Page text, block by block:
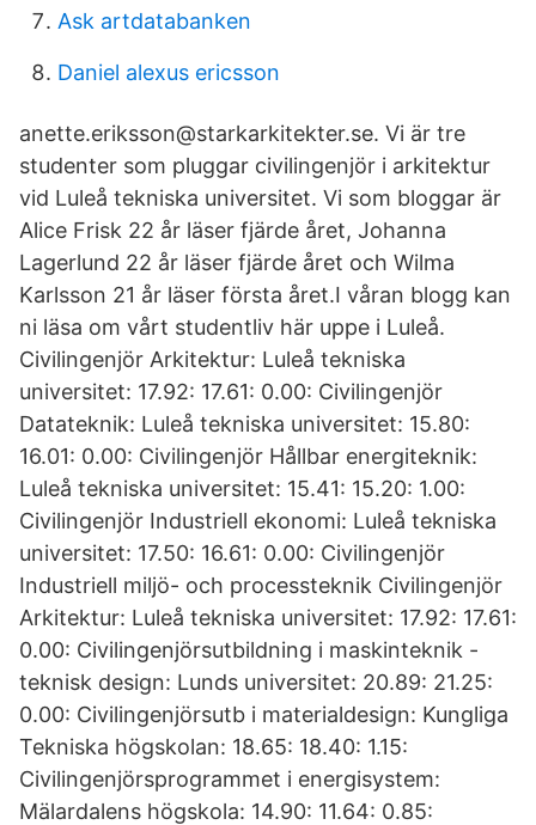
Ask artdatabanken
Daniel alexus ericsson
anette.eriksson@starkarkitekter.se. Vi är tre
studenter som pluggar civilingenjör i arkitektur
vid Luleå tekniska universitet. Vi som bloggar är
Alice Frisk 22 år läser fjärde året, Johanna
Lagerlund 22 år läser fjärde året och Wilma
Karlsson 21 år läser första året.I våran blogg kan
ni läsa om vårt studentliv här uppe i Luleå.
Civilingenjör Arkitektur: Luleå tekniska
universitet: 17.92: 17.61: 0.00: Civilingenjör
Datateknik: Luleå tekniska universitet: 15.80:
16.01: 0.00: Civilingenjör Hållbar energiteknik:
Luleå tekniska universitet: 15.41: 15.20: 1.00:
Civilingenjör Industriell ekonomi: Luleå tekniska
universitet: 17.50: 16.61: 0.00: Civilingenjör
Industriell miljö- och processteknik Civilingenjör
Arkitektur: Luleå tekniska universitet: 17.92: 17.61:
0.00: Civilingenjörsutbildning i maskinteknik -
teknisk design: Lunds universitet: 20.89: 21.25:
0.00: Civilingenjörsutb i materialdesign: Kungliga
Tekniska högskolan: 18.65: 18.40: 1.15:
Civilingenjörsprogrammet i energisystem:
Mälardalens högskola: 14.90: 11.64: 0.85: